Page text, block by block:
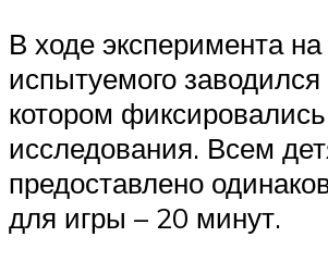
В ходе эксперимента на
испытуемого заводился
котором
исследования. Всем
предоставлено
для игры – 20 минут.